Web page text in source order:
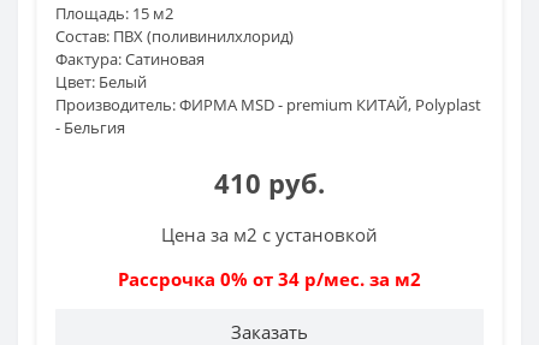
Площадь: 15 м2
Состав: ПВХ (поливинилхлорид)
Фактура:Сатиновая
Цвет: Белый
Производитель:ФИРМА MSD - premium КИТАЙ, Polyplast
- Бельгия
410 руб.
Цена за м2 с установкой
Рассрочка 0% от 34 р/мес. за м2
Заказать